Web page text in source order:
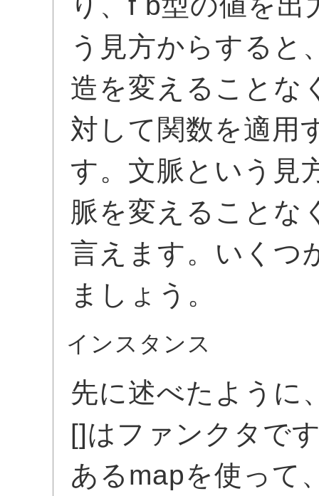
う見方からすると
造を変えることな
対して関数を適用
す。文脈という見
脈を変えることな
言えます。いくつ
ましょう。
インスタンス
先に述べたように
[]はファンクタで
あるmapを使って